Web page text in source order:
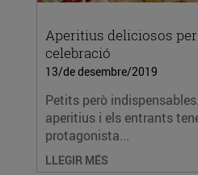
Aperitius deliciosos
celebració
13/de desembre/2019
Petits però
aperitius i els entrants
protagonista...
LLEGIR MÉS